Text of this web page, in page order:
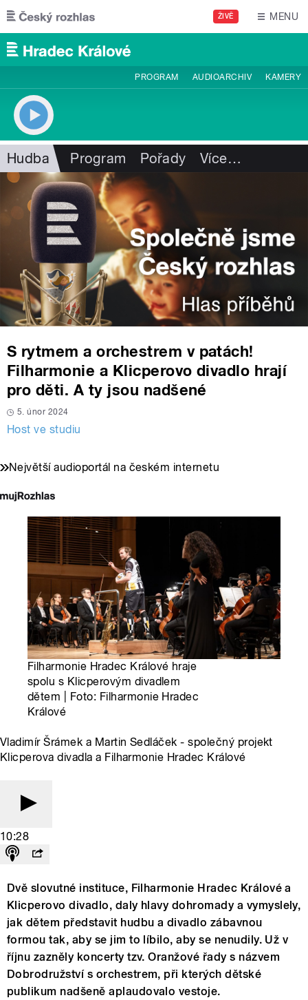
Přejít k hlavnímu obsahu
ŽIVĚ MENU
PROGRAM AUDIOARCHIV KAMERY
Hudba Program Pořady Více…
S rytmem a orchestrem v patách!
Filharmonie a Klicperovo divadlo hrají
pro děti. A ty jsou nadšené
5. únor 2024
Host ve studiu
Největší audioportál na českém internetu
Filharmonie Hradec Králové hraje
spolu s Klicperovým divadlem
dětem | Foto: Filharmonie Hradec
Králové
Vladimír Šrámek a Martin Sedláček - společný projekt
Klicperova divadla a Filharmonie Hradec Králové
10:28
Dvě slovutné instituce, Filharmonie Hradec Králové a
Klicperovo divadlo, daly hlavy dohromady a vymyslely,
jak dětem představit hudbu a divadlo zábavnou
formou tak, aby se jim to líbilo, aby se nenudily. Už v
říjnu zazněly koncerty tzv. Oranžové řady s názvem
Dobrodružství s orchestrem, při kterých dětské
publikum nadšeně aplaudovalo vestoje.